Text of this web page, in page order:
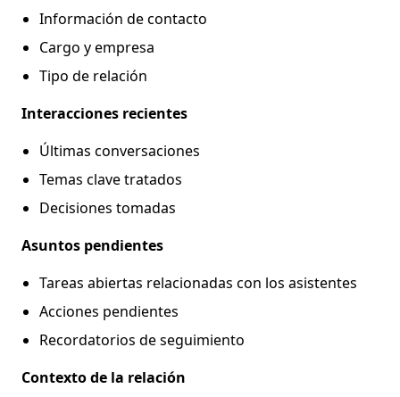
Información de contacto
Cargo y empresa
Tipo de relación
Interacciones recientes
Últimas conversaciones
Temas clave tratados
Decisiones tomadas
Asuntos pendientes
Tareas abiertas relacionadas con los asistentes
Acciones pendientes
Recordatorios de seguimiento
Contexto de la relación